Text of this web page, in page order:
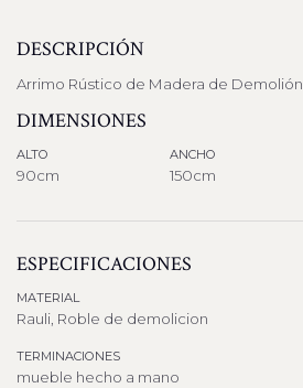
DESCRIPCIÓN
Arrimo Rústico de Madera de Demolión
DIMENSIONES
ALTO
90cm
ANCHO
150cm
ESPECIFICACIONES
MATERIAL
Rauli, Roble de demolicion
TERMINACIONES
mueble hecho a mano